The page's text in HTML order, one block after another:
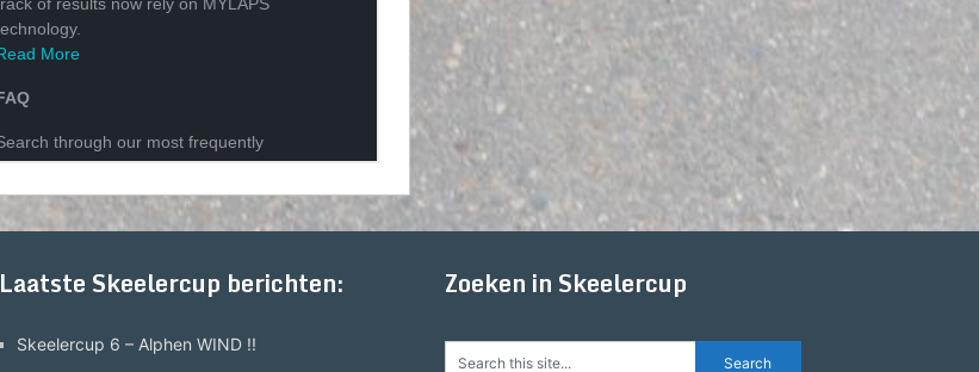
Laatste Skeelercup berichten:
Skeelercup 6 – Alphen WIND !!
Zoeken in Skeelercup